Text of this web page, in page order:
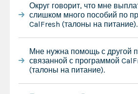
Округ говорит, что мне
слишком много пособий по
CalFresh (талоны на питание).
Мне нужна помощь с другой
связанной с программой
(талоны на питание).